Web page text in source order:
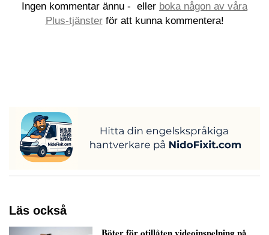
Ingen kommentar ännu - eller boka någon av våra
Plus-tjänsterför att kunna kommentera!